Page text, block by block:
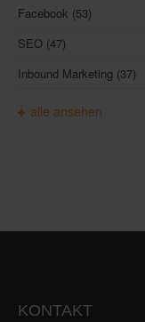
Facebook (53)
SEO (47)
Inbound Marketing (37)
alle ansehen
KONTAKT